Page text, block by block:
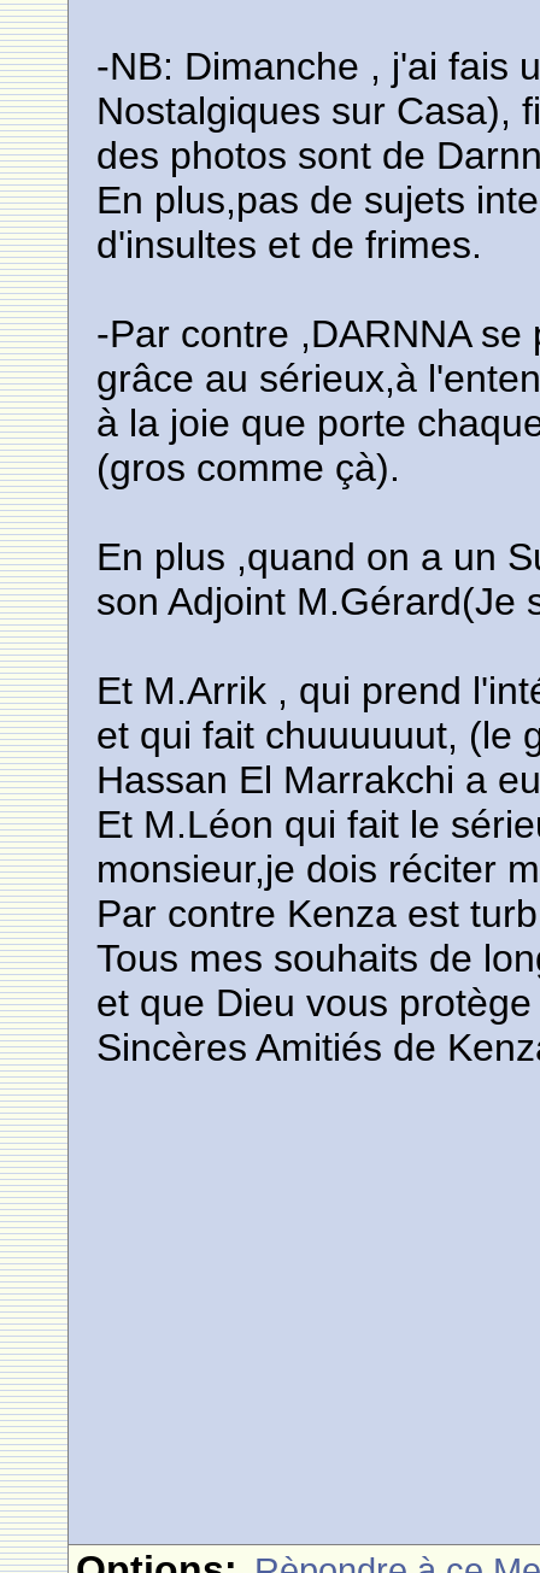
-NB: Dimanche , j'ai fais
Nostalgiques sur Casa),
des photos sont de
En plus,pas de sujets
d'insultes et de frimes.
-Par contre ,DARNNA
grâce au sérieux,à
à la joie que porte
(gros comme çà).
En plus ,quand on a un
son Adjoint M.Gérard(Je
Et M.Arrik , qui prend
et qui fait chuuuuuut, (le
Hassan El Marrakchi a
Et M.Léon qui fait le
monsieur,je dois réciter
Par contre Kenza est
Tous mes souhaits de
et que Dieu vous
Sincères Amitiés de